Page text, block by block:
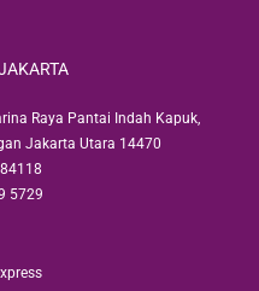
Raya Pantai Indah Kapuk,
Jakarta Utara 14470
5729